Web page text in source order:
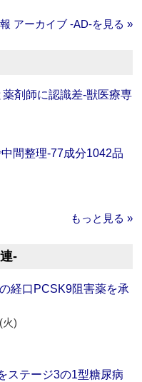
アーカイブ ‐AD‐を見る »
剤師に認識差‐獣医療専
間整理‐77成分1042品
もっと見る »
‐
経口PCSK9阻害薬を承
火)
ステージ3の1型糖尿病